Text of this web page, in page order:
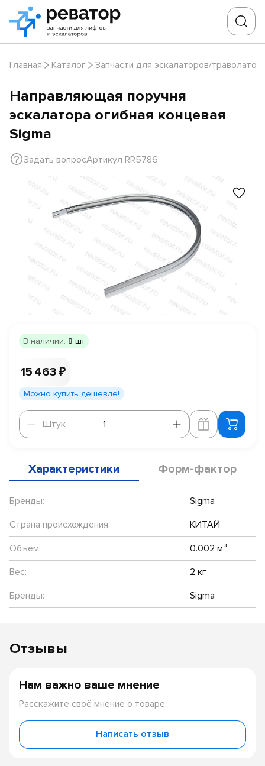
Главная Каталог Запчасти для эскалаторов/
Направляющая поручня
эскалатора огибная концевая
Sigma
Задать вопросАртикул RR5786
В наличии: 8 шт
15 463 ₽
Можно купить дешевле!
Штук
Штук
Характеристики Форм-фактор
Бренды:
Sigma
Страна происхождения:
КИТАЙ
Объем:
0.002 м³
Вес:
2 кг
Бренды:
Sigma
Отзывы
Нам важно ваше мнение
Расскажите своё мнение о товаре
Написать отзыв